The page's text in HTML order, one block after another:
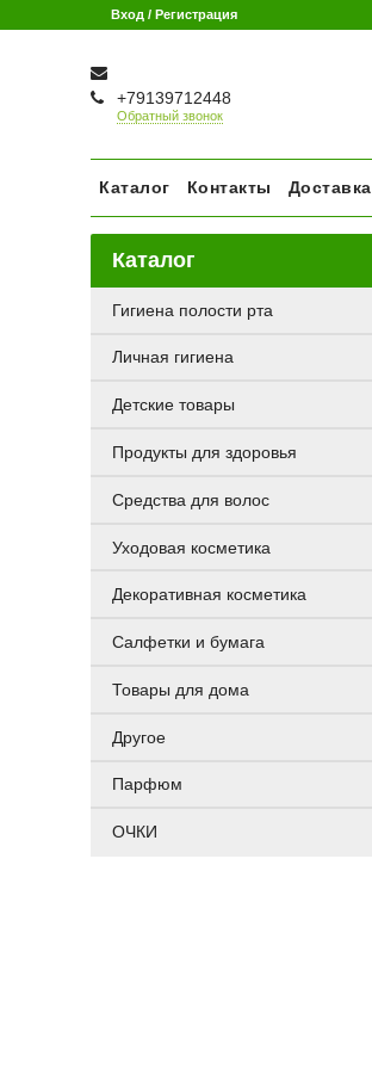
Вход / Регистрация
+79139712448
Обратный звонок
Каталог Контакты Доставка
Каталог
Гигиена полости рта
Личная гигиена
Детские товары
Продукты для здоровья
Средства для волос
Уходовая косметика
Декоративная косметика
Салфетки и бумага
Товары для дома
Другое
Парфюм
ОЧКИ